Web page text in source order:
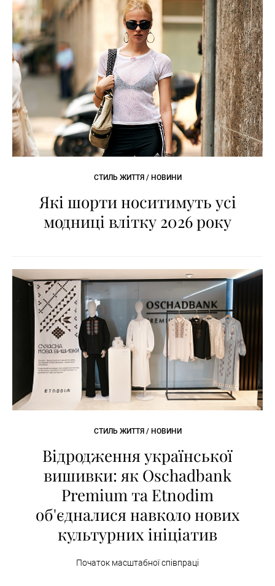
СТИЛЬ ЖИТТЯ / НОВИНИ
Які шорти носитимуть усі
модниці влітку 2026 року
СТИЛЬ ЖИТТЯ / НОВИНИ
Відродження української
вишивки: як Oschadbank
Premium та Etnodim
об'єдналися навколо нових
культурних ініціатив
Початок масштабної співпраці